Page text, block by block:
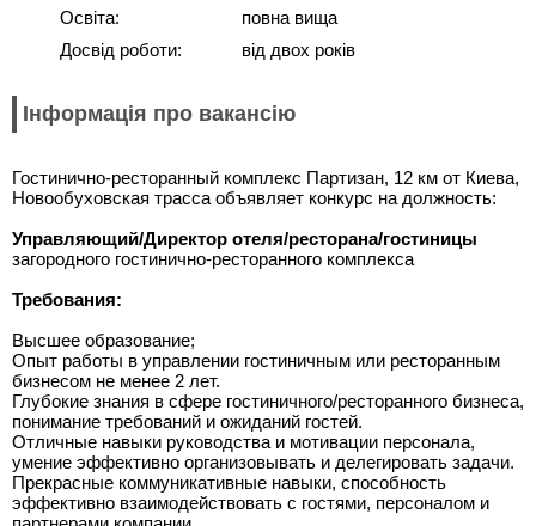
Освіта:
Досвід роботи:
повна вища
від двох років
Інформація про вакансію
Гостинично-ресторанный комплекс Партизан, 12 км от Киева,
Новообуховская трасса объявляет конкурс на должность:
Управляющий/Директор отеля/ресторана/гостиницы
загородного гостинично-ресторанного комплекса
Требования:
Высшее образование;
Опыт работы в управлении гостиничным или ресторанным
бизнесом не менее 2 лет.
Глубокие знания в сфере гостиничного/ресторанного бизнеса,
понимание требований и ожиданий гостей.
Отличные навыки руководства и мотивации персонала,
умение эффективно организовывать и делегировать задачи.
Прекрасные коммуникативные навыки, способность
эффективно взаимодействовать с гостями, персоналом и